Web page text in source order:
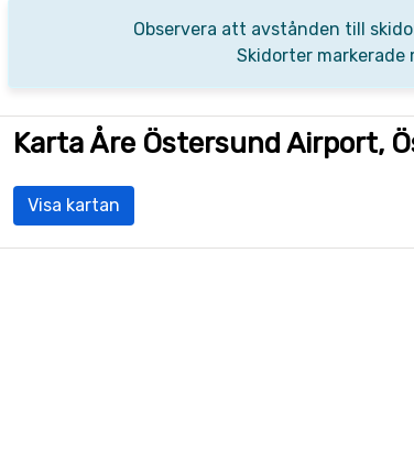
Observera att avstånden till
Skidorter markerade
Karta Åre Östersund Airport,
Visa kartan